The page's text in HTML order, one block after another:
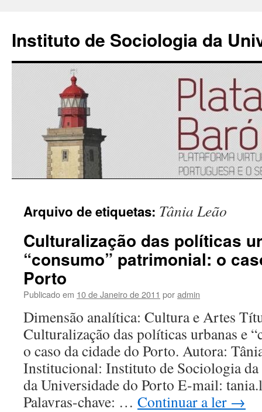
Instituto de Sociologia da
para
conteúdo
Arquivo de etiquetas: Tânia Leão
Culturalização das políticas
“consumo” patrimonial: o
Porto
Publicado em 10 de Janeiro de 2011 poradmin
Dimensão analítica: Cultura e Artes
Culturalização das políticas urbanas e
o caso da cidade do Porto. Autora:
Institucional: Instituto de Sociologia da
da Universidade do Porto E-mail:
Palavras-chave: … Continuar a ler →